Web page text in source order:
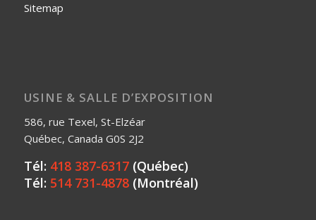
Sitemap
USINE & SALLE D’EXPOSITION
586, rue Texel, St-Elzéar
Québec, Canada G0S 2J2
Tél: 418 387-6317(Québec)
Tél: 514 731-4878(Montréal)